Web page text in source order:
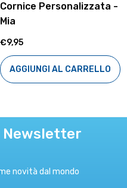
Cornice Personalizzata -
Mia
€9,95
AGGIUNGI AL CARRELLO
novità dal mondo